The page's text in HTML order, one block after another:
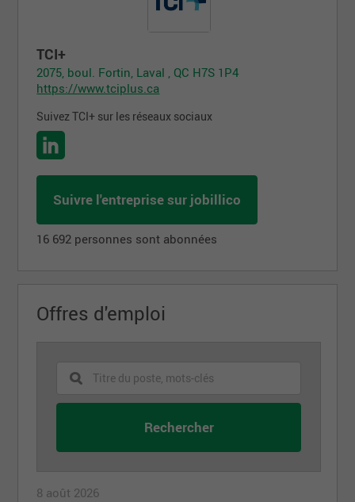
TCI+
2075, boul. Fortin, Laval , QC H7S 1P4
https://www.tciplus.ca
Suivez TCI+ sur les réseaux sociaux
Suivre l'entreprise sur jobillico
16 692 personnes sont abonnées
Offres d'emploi
8 août 2026